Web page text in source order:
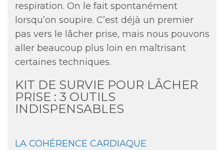
respiration. On le fait spontanément
lorsqu’on soupire. C’est déjà un premier
pas vers le lâcher prise, mais nous pouvons
aller beaucoup plus loin en maîtrisant
certaines techniques.
KIT DE SURVIE POUR LÂCHER
PRISE : 3 OUTILS
INDISPENSABLES
LA COHÉRENCE CARDIAQUE